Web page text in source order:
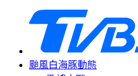
颱風白海豚動態